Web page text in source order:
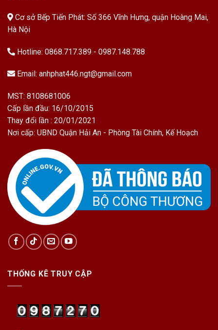
Cơ sở Bếp Tiến Phát: Số 366 Vĩnh Hưng, quận Hoàng Mai,
Hà Nội
Hotline: 0868.717.389 - 0987.148.788
Email: anhphat446.ngt@gmail.com
MST: 8108681006
Cấp lần đầu: 16/10/2015
Thay đổi lần : 20/01/2021
Nơi cấp: UBND Quận Hải An - Phòng Tài Chính, Kế Hoạch
THỐNG KÊ TRUY CẬP